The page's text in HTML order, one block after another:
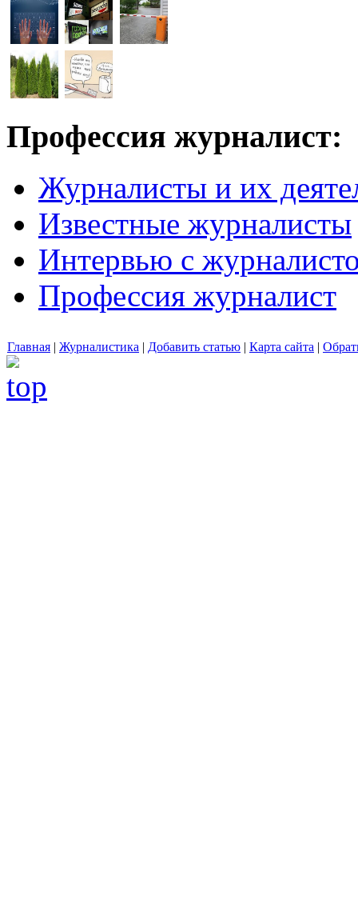
Профессия журналист:
Журналисты и их
Известные журналисты
Интервью с
Профессия журналист
Главная | Журналистика | Добавить статью | Карта сайта |